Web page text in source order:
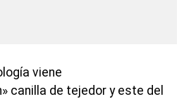
viene
canilla de tejedor y este del